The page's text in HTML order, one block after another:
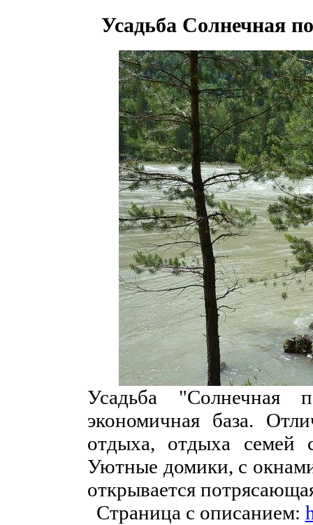
Усадьба Солнечная
Усадьба "Солнечная
экономичная база.
отдыха, отдыха
Уютные домики, с
открывается
Страница с описанием: